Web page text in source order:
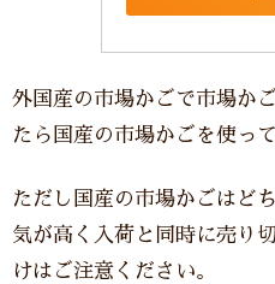
外国産の市場かごで市場か
たら国産の市場かごを使っ
ただし国産の市場かごはど
気が高く入荷と同時に売り
けはご注意ください。